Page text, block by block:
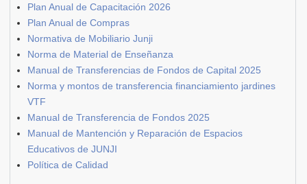
Plan Anual de Capacitación 2026
Plan Anual de Compras
Normativa de Mobiliario Junji
Norma de Material de Enseñanza
Manual de Transferencias de Fondos de Capital 2025
Norma y montos de transferencia financiamiento jardines
VTF
Manual de Transferencia de Fondos 2025
Manual de Mantención y Reparación de Espacios
Educativos de JUNJI
Política de Calidad